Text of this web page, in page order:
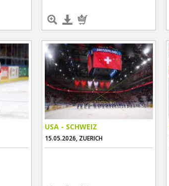
USA - SCHWEIZ
15.05.2026, ZUERICH